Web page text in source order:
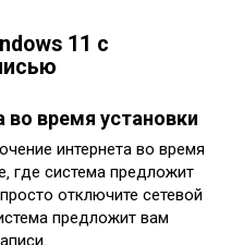
11 с
во время установки
интернета во время
где система предложит
отключите сетевой
предложит вам